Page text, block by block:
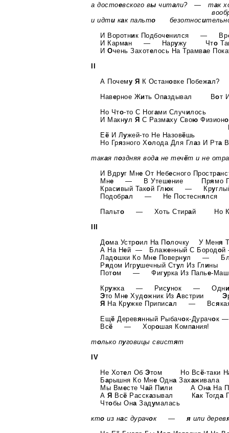
а достоевского вы читали? — так
и идти как пальто безотноси
И Воротник Подбоченился — Вр
И Карман — Наружу Что
ИОчень Захотелось На Трамвае
II
А Почему Я К Остановке Побежал?
Наверное Жить Опаздывал Вот
Но Что-то С Ногами Случилось
И Макнул Я С Размаху Свою Физионо
Её И Лужей-то Не Назовёшь
Но Грязного Холода Для Глаз И Рта
такая поздняя вода не течёт и не
И Вдруг Мне От Небесного Простра
Мне — В Утешение Прямо
Красивый Такой Глюк — Кру
Подобрал — Не Постеснялся
Пальто — Хоть Стирай Но
III
Дома Устроил На Полочку У Меня
А На Ней — Блаженный С Бородой
Ладошки Ко Мне Повернул —
Рядом Игрушечный Стул Из Глины
Потом — Фигурка Из Папье-Маш
Кружка — Рисунок — Одн
Это Мне Художник ИзАвстрииЭ
Я На Кружке Приписал — Вся
Ещё Деревянный Рыбачок-Дурачок —
Всё — Хорошая Компания!
только пуговицы свистят
IV
Не Хотел ОбЭтом Но Всё-таки Н
Барышня Ко Мне Одна Захаживала
Мы Вместе Чай Пили А Она На П
АЯ Всё Рассказывал Как Тогда
Чтобы Она Задумалась
кто из нас дурачок — я или дерев